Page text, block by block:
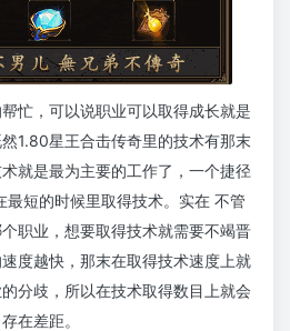
忙，可以说职业可以取得成长就是
1.80星王合击传奇里的技术有那末
就是最为主要的工作了，一个捷径
最短的时候里取得技术。实在 不管
职业，想要取得技术就需要不竭晋
度越快，那末在取得技术速度上就
分歧，所以在技术取得数目上就会
存在差距。